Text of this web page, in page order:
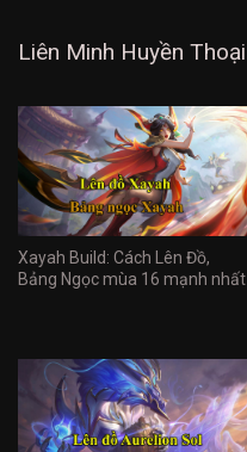
Liên Minh Huyền Thoại
Xayah Build: Cách Lên Đồ,
Bảng Ngọc mùa 16 mạnh nhất